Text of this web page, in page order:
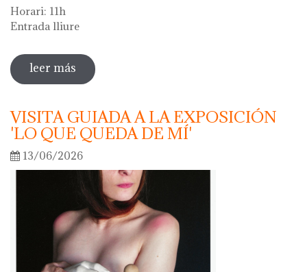
Horari: 11h
Entrada lliure
leer más sobre visita guiada a l'exposició 'anar a la
font'
VISITA GUIADA A LA EXPOSICIÓN
'LO QUE QUEDA DE MÍ'
13/06/2026